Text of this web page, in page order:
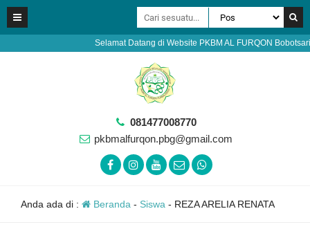
Selamat Datang di Website PKBM AL FURQON
081477008770
pkbmalfurqon.pbg@gmail.com
Anda ada di : Beranda - Siswa - REZA ARELIA RENATA